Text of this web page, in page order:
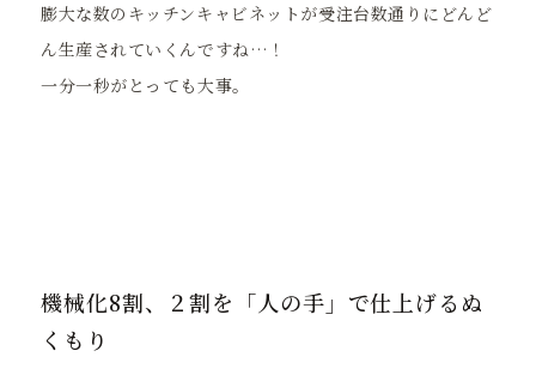
膨大な数のキッチンキャビネットが受注台数通りにどんど
ん生産されていくんですね…！
一分一秒がとっても大事。
機械化8割、２割を「人の手」で仕上げるぬ
くもり